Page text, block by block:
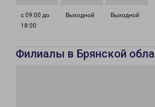
с 09:00 до
18:00
Выходной Выходной
Филиалы в Брянской